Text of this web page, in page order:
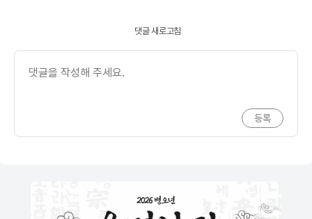
댓글 새로고침